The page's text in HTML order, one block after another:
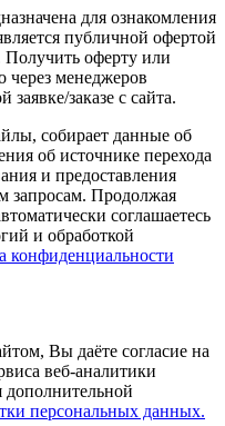
для ознакомления
публичной офертой
оферту или
через менеджеров
заказе с сайта.
собирает данные об
об источнике перехода
и предоставления
запросам. Продолжая
соглашаетесь
и обработкой
конфиденциальности
Вы даёте согласие на
веб-аналитики
персональных данных.